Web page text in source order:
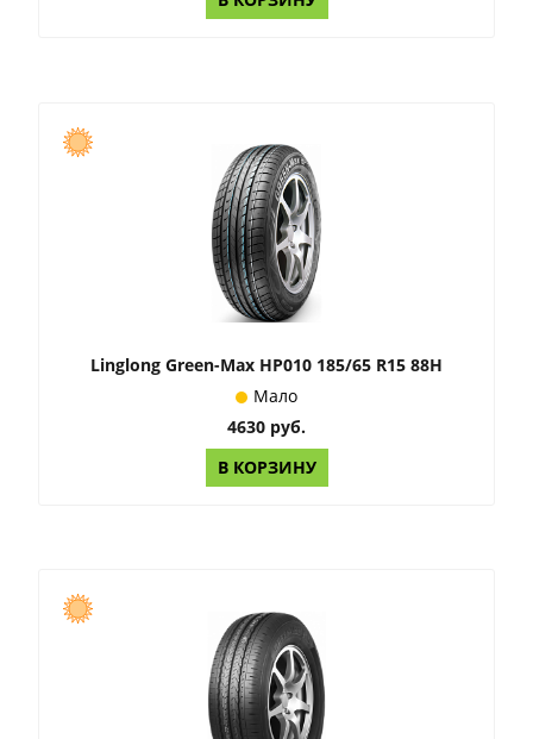
Linglong Green-Max HP010 185/65 R15 88H
Мало
4630 руб.
В КОРЗИНУ